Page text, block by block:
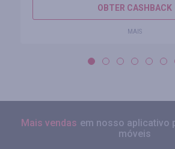
OBTER CASHBACK
MAIS
Mais vendas em nosso aplicativo
móveis